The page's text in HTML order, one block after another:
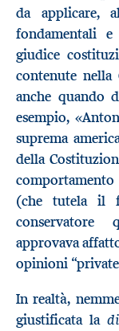
da applicare,
fondamentali
giudice
contenute nella
anche quando
esempio,
suprema
della
(che tutela il
conservatore
approvava
opinioni
In realtà,
giustificata la